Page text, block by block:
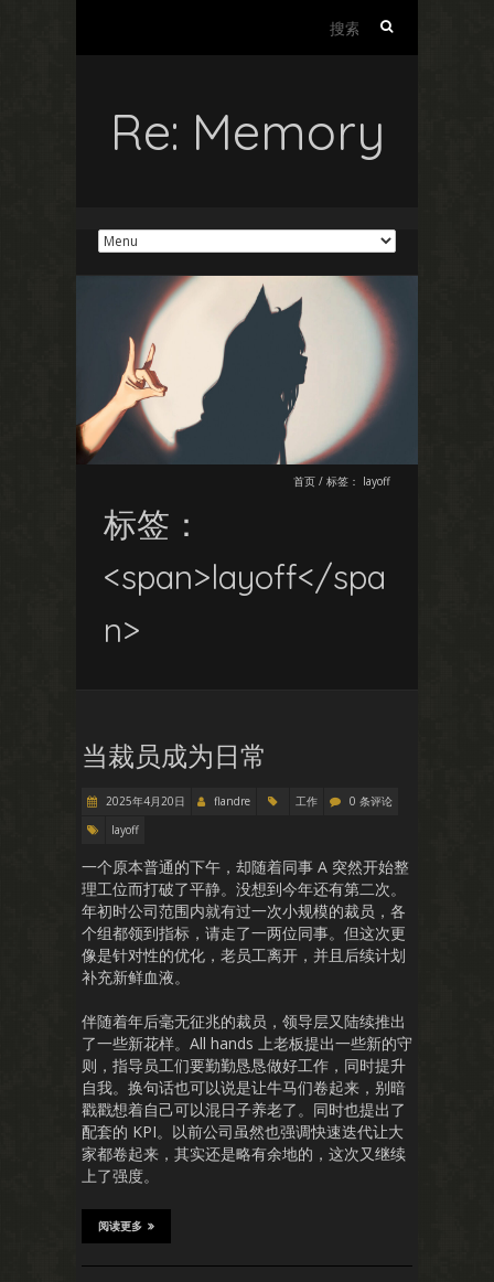
Re: Memory
首页 / 标签： layoff
标签：
<span>layoff</spa
n>
当裁员成为日常
2025年4月20日 flandre 工作
0 条评论
layoff
一个原本普通的下午，却随着同事 A 突然开始整
理工位而打破了平静。没想到今年还有第二次。
年初时公司范围内就有过一次小规模的裁员，各
个组都领到指标，请走了一两位同事。但这次更
像是针对性的优化，老员工离开，并且后续计划
补充新鲜血液。
伴随着年后毫无征兆的裁员，领导层又陆续推出
了一些新花样。All hands 上老板提出一些新的守
则，指导员工们要勤勤恳恳做好工作，同时提升
自我。换句话也可以说是让牛马们卷起来，别暗
戳戳想着自己可以混日子养老了。同时也提出了
配套的 KPI。以前公司虽然也强调快速迭代让大
家都卷起来，其实还是略有余地的，这次又继续
上了强度。
阅读更多